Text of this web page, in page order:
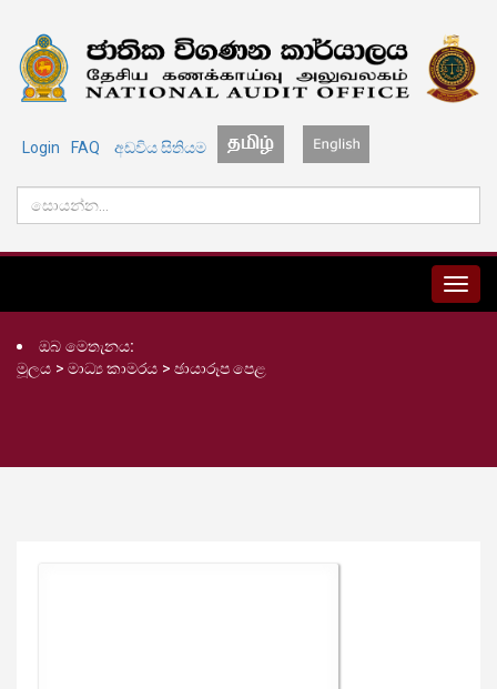
Login FAQ අඩවිය සිතියම
MENU
ඔබ මෙතැනය:
මූලය > මාධ්‍ය කාමරය > ඡායාරූප පෙළ